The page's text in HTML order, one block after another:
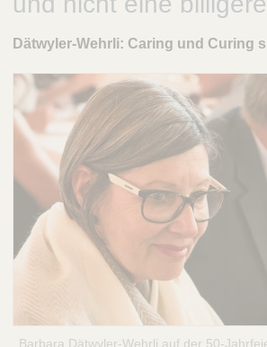
t
n
Dätwyler-Wehrli: Caring und Curing
Barbara Dätwyler-Wehrli auf der 50-